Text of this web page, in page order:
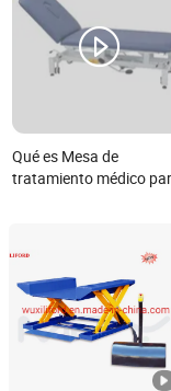
Qué es Mesa de
tratamiento médico
Wuxi Liford Import
Jiangsu, China